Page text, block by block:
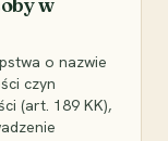
o nazwie
czyn
(art. 189 KK),